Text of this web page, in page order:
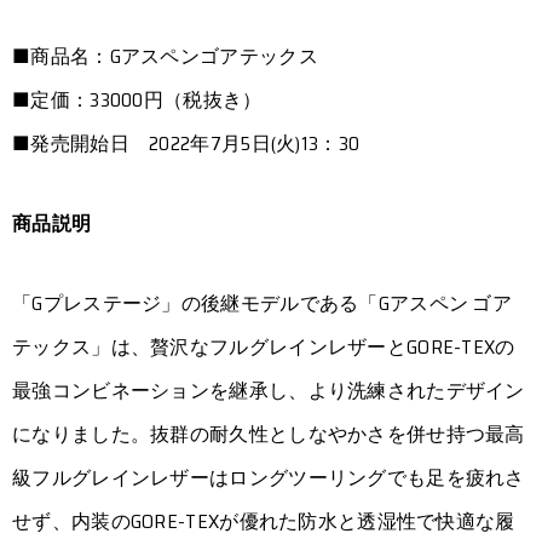
■商品名：Gアスペンゴアテックス
■定価：33000円（税抜き）
■発売開始日 2022年7月5日(火)13：30
商品説明
「Gプレステージ」の後継モデルである「Gアスペン ゴア
テックス」は、贅沢なフルグレインレザーとGORE-TEXの
最強コンビネーションを継承し、より洗練されたデザイン
になりました。抜群の耐久性としなやかさを併せ持つ最高
級フルグレインレザーはロングツーリングでも足を疲れさ
せず、内装のGORE-TEXが優れた防水と透湿性で快適な履